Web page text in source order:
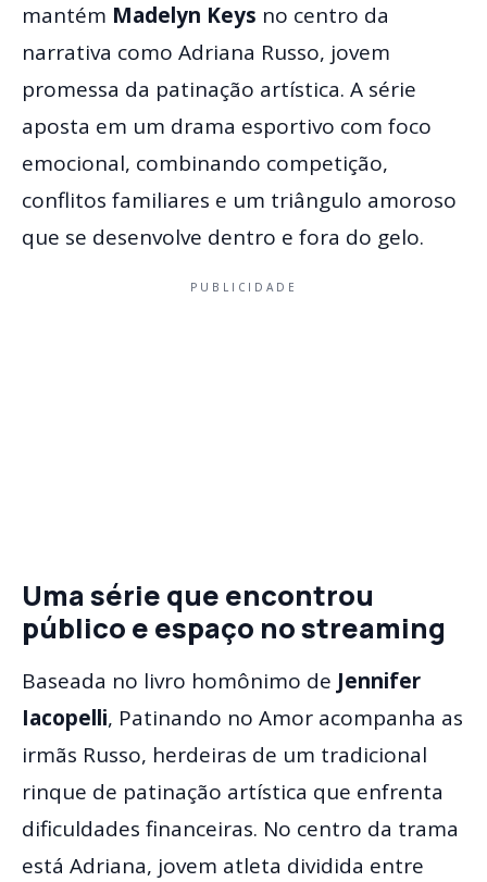
mantém Madelyn Keys no centro da
narrativa como Adriana Russo, jovem
promessa da patinação artística. A série
aposta em um drama esportivo com foco
emocional, combinando competição,
conflitos familiares e um triângulo amoroso
que se desenvolve dentro e fora do gelo.
PUBLICIDADE
Uma série que encontrou
público e espaço no streaming
Baseada no livro homônimo de Jennifer
Iacopelli, Patinando no Amor acompanha as
irmãs Russo, herdeiras de um tradicional
rinque de patinação artística que enfrenta
dificuldades financeiras. No centro da trama
está Adriana, jovem atleta dividida entre